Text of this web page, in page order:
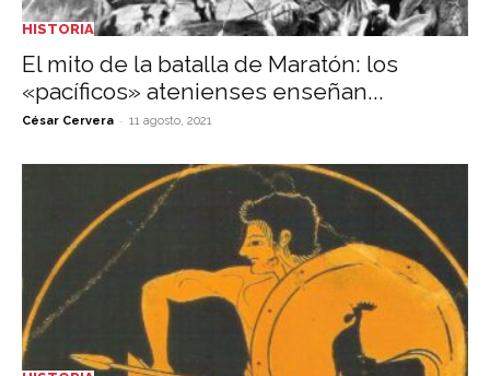
HISTORIA
El mito de la batalla de Maratón: los
«pacíficos» atenienses enseñan...
César Cervera - 11 agosto, 2021